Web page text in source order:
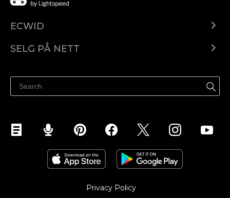
ECWID
Pris
SELG PÅ NETT
Selg på Facebook
Selg på Instagram
Privacy Policy